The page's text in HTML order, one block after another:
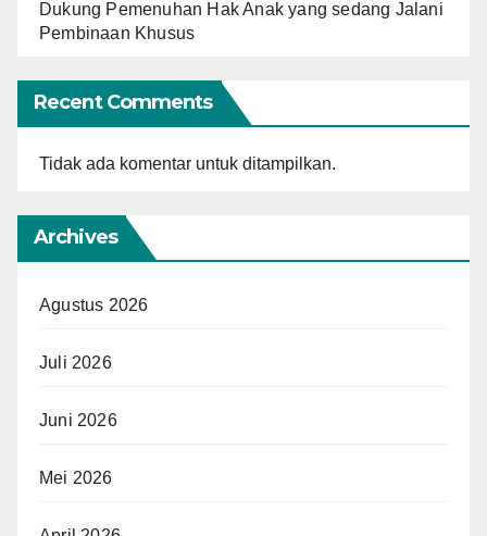
Dukung Pemenuhan Hak Anak yang sedang Jalani
Pembinaan Khusus
Recent Comments
Tidak ada komentar untuk ditampilkan.
Archives
Agustus 2026
Juli 2026
Juni 2026
Mei 2026